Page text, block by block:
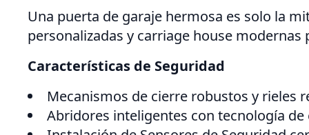
Una puerta de garaje hermosa es solo la
personalizadas y carriage house
Características de Seguridad
Mecanismos de cierre robustos y rieles
Abridores inteligentes con tecnología